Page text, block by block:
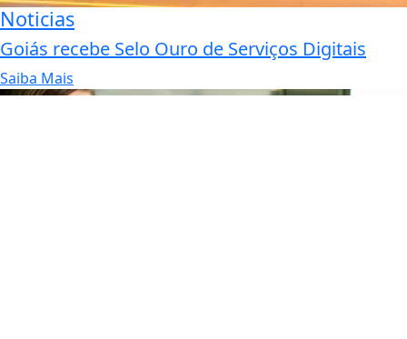
Noticias
Goiás recebe Selo Ouro de Serviços Digitais
Saiba Mais